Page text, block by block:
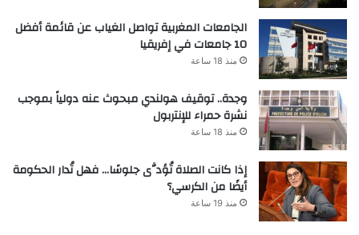
الجامعات المغربية تواصل الغياب عن قائمة أفضل
10 جامعات في إفريقيا
منذ 18 ساعة
وجدة.. توقيف هولندي مبحوث عنه دولياً بموجب
نشرة حمراء للإنتربول
منذ 18 ساعة
إذا كانت الصلاة تُؤدَّى جلوسًا… فهل تُدار الحكومة
أيضًا من الكرسي؟
منذ 19 ساعة